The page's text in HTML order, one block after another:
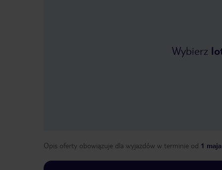
Wybierz
Opis oferty obowiązuje dla wyjazdów w terminie od 1